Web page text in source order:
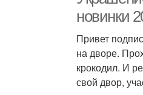
новинки
Привет
на дворе.
крокодил. И
свой двор,